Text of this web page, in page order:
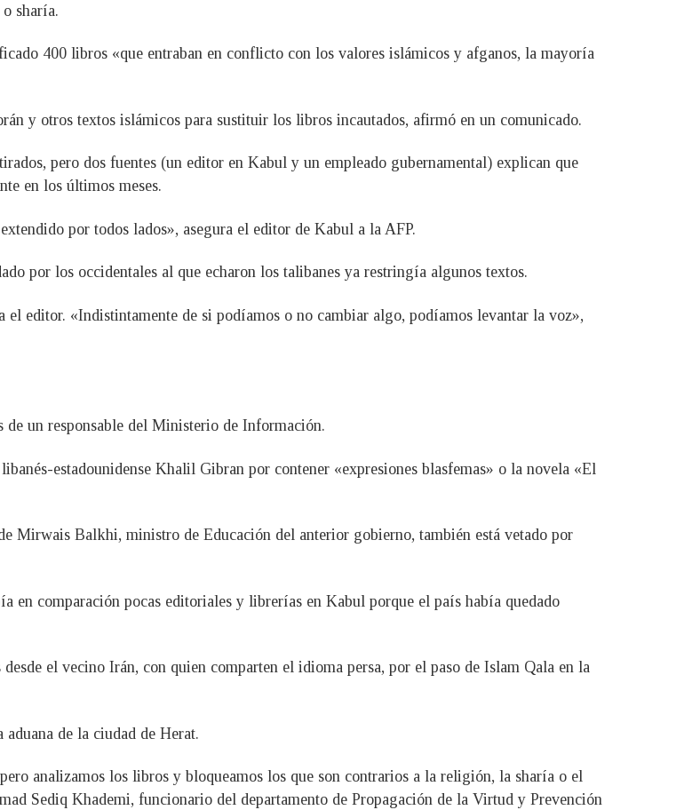
sharía.
400 libros «que entraban en conflicto con los valores islámicos y afganos, la mayoría
y otros textos islámicos para sustituir los libros incautados, afirmó en un comunicado.
pero dos fuentes (un editor en Kabul y un empleado gubernamental) explican que
en los últimos meses.
por todos lados», asegura el editor de Kabul a la AFP.
por los occidentales al que echaron los talibanes ya restringía algunos textos.
editor. «Indistintamente de si podíamos o no cambiar algo, podíamos levantar la voz»,
un responsable del Ministerio de Información.
estadounidense Khalil Gibran por contener «expresiones blasfemas» o la novela «El
Mirwais Balkhi, ministro de Educación del anterior gobierno, también está vetado por
en comparación pocas editoriales y librerías en Kabul porque el país había quedado
el vecino Irán, con quien comparten el idioma persa, por el paso de Islam Qala en la
de la ciudad de Herat.
analizamos los libros y bloqueamos los que son contrarios a la religión, la sharía o el
Sediq Khademi, funcionario del departamento de Propagación de la Virtud y Prevención